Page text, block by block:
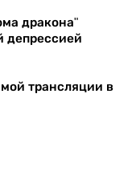
дракона"
депрессией
трансляции в